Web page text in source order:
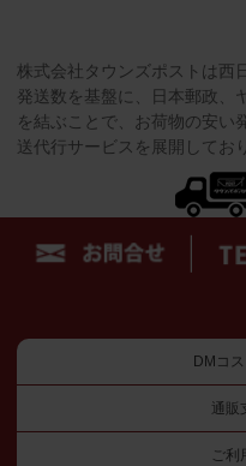
株式会社タウンズポストは西
発送数を基盤に、日本郵政、
を結ぶことで、お荷物の安い
送代行サービスを展開してお
DMコ
通販
ご利